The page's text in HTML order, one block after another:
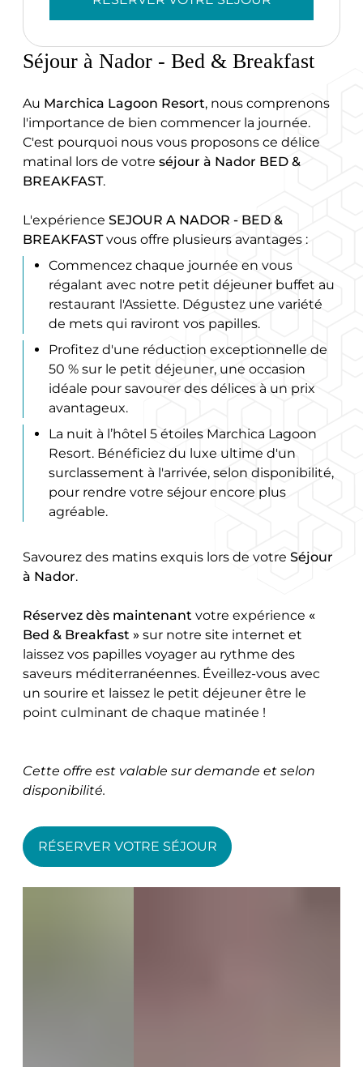
Séjour à Nador - Bed & Breakfast
Au Marchica Lagoon Resort, nous comprenons
l'importance de bien commencer la journée.
C'est pourquoi nous vous proposons ce délice
matinal lors de votre séjour à Nador BED &
BREAKFAST.
L'expérience SEJOUR A NADOR - BED &
BREAKFASTvous offre plusieurs avantages :
Commencez chaque journée en vous
régalant avec notre petit déjeuner buffet au
restaurant l'Assiette. Dégustez une variété
de mets qui raviront vos papilles.
Profitez d'une réduction exceptionnelle de
50 % sur le petit déjeuner, une occasion
idéale pour savourer des délices à un prix
avantageux.
La nuit à l’hôtel 5 étoiles Marchica Lagoon
Resort. Bénéficiez du luxe ultime d'un
surclassement à l'arrivée, selon disponibilité,
pour rendre votre séjour encore plus
agréable.
Savourez des matins exquis lors de votre Séjour
à Nador.
Réservez dès maintenant votre expérience «
Bed & Breakfast » sur notre site internet et
laissez vos papilles voyager au rythme des
saveurs méditerranéennes. Éveillez-vous avec
un sourire et laissez le petit déjeuner être le
point culminant de chaque matinée !
Cette offre est valable sur demande et selon
disponibilité.
RÉSERVER VOTRE SÉJOUR